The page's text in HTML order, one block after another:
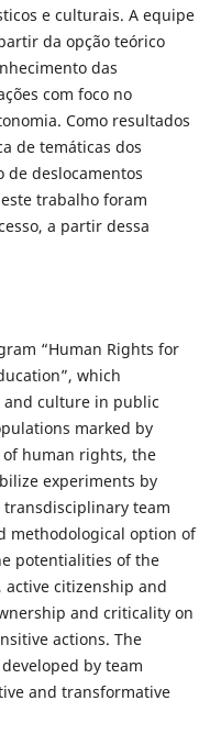
e culturais. A equipe
da opção teórico
das
com foco no
Como resultados
de temáticas dos
de deslocamentos
trabalho foram
a partir dessa
“Human Rights for
which
culture in public
marked by
human rights, the
experiments by
team
methodological option of
potentialities of the
citizenship and
and criticality on
actions. The
by team
and transformative